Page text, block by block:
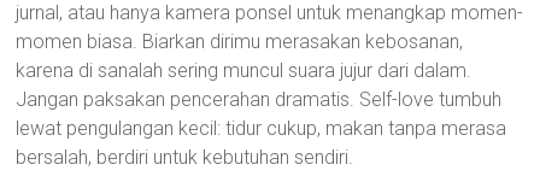
jurnal, atau hanya kamera ponsel untuk menangkap momen-
momen biasa. Biarkan dirimu merasakan kebosanan,
karena di sanalah sering muncul suara jujur dari dalam.
Jangan paksakan pencerahan dramatis. Self-love tumbuh
lewat pengulangan kecil: tidur cukup, makan tanpa merasa
bersalah, berdiri untuk kebutuhan sendiri.